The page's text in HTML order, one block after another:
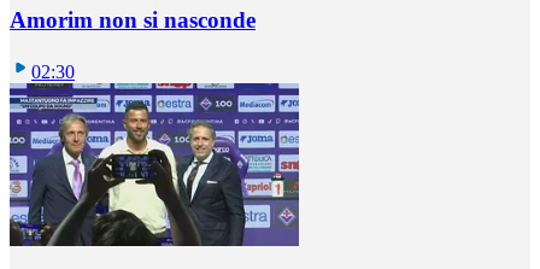
Amorim non si nasconde
02:30